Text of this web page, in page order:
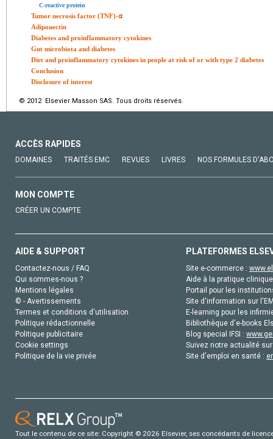
C-reactive protein
Tumor necrosis factor (TNF)-⍺
Adiponectin
Diabetes and proinflammatory cytokines
Gut microbiota and diabetes
Diet and proinflammatory cytokines in people at risk of or with type 2 diabetes
Conclusion
Disclosure of interest
© 2012 Elsevier Masson SAS. Tous droits réservés.
ACCÈS RAPIDES
DOMAINES TRAITÉS EMC REVUES LIVRES NOS FORMULES
MON COMPTE
CRÉER UN COMPTE
AIDE & SUPPORT
Contactez-nous / FAQ
Qui sommes-nous ?
Mentions légales
© - Avertissements
Termes et conditions d'utilisation
Politique rédactionnelle
Politique publicitaire
Cookie settings
Politique de la vie privée
PLATEFORMES
Site e-commerce :
Aide à la pratique
Portail pour les
Site d'information sur
E-learning pour les
Bibliothèque d'e-books
Blog special IFSI :
Suivez notre actualité
Site d'emploi en santé :
Tout le contenu de ce site: Copyright © 2026 Elsevier, ses concédants de